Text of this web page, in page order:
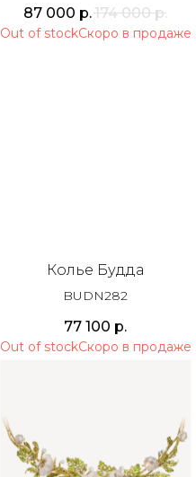
87 000 р.174 000 р.
Out of stock
Колье Будда
BUDN282
77 100 р.
Out of stock